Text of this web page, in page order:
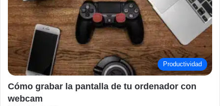
Productividad
Cómo grabar la pantalla de tu ordenador con
webcam